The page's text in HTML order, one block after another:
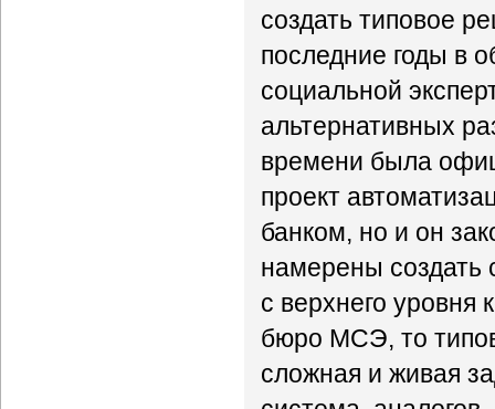
создать типовое
последние годы в
социальной
альтернативных
времени была
проект
банком, но и он
намерены
с верхнего уровня
бюро МСЭ, то
сложная и живая